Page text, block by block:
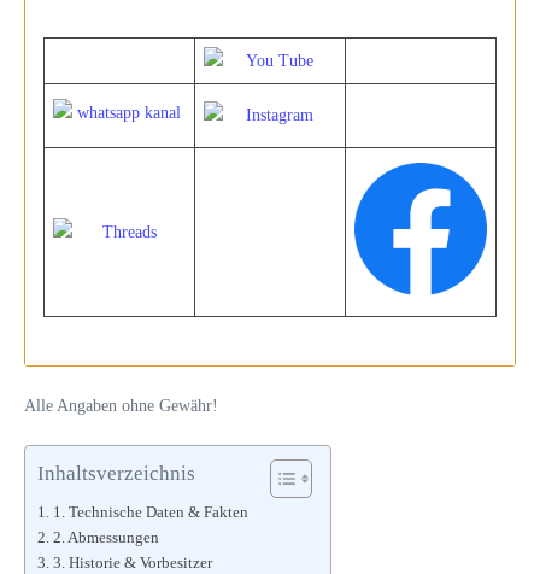
Alle Angaben ohne Gewähr!
Inhaltsverzeichnis
1. Technische Daten & Fakten
2. Abmessungen
3. Historie & Vorbesitzer